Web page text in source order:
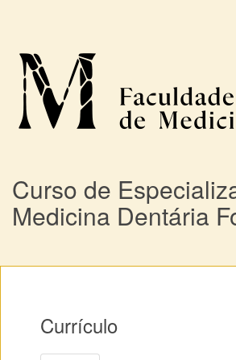
Curso de
Medicina Dentária
Currículo